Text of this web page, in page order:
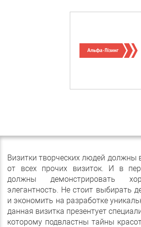
Визитки творческих людей должны
от всех прочих визиток. И в
должны демонстрировать
элегантность. Не стоит выбирать
и экономить на разработке
данная визитка презентует
которому подвластны тайны